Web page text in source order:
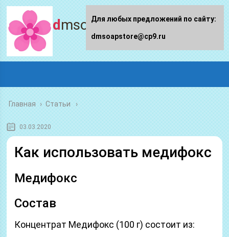
dmsoapstore.ru
Главная › Статьи
03.03.2020
Как использовать медифокс
Медифокс
Состав
Концентрат Медифокс (100 г) состоит из:
Для любых предложений по сайту:
dmsoapstore@cp9.ru